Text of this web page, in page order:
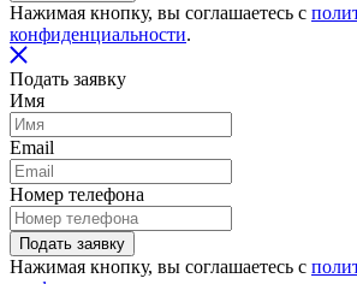
Нажимая кнопку, вы соглашаетесь с
конфиденциальности.
Подать заявку
Имя
Email
Номер телефона
Подать заявку
Нажимая кнопку, вы соглашаетесь с